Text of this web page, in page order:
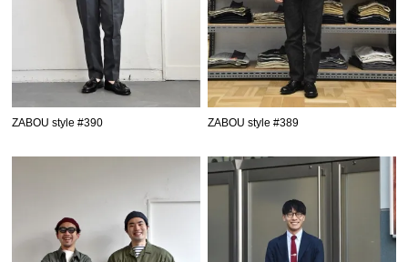
ZABOU style #390 ZABOU style #389